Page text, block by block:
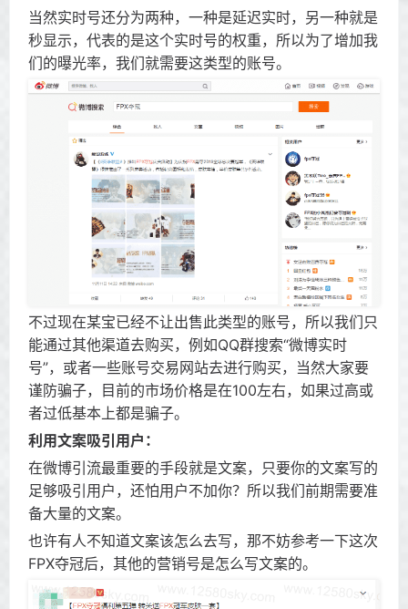
当然实时号还分为两种，一种是延迟实时，另一种就是
秒显示，代表的是这个实时号的权重，所以为了增加我
们的曝光率，我们就需要这类型的账号。
不过现在某宝已经不让出售此类型的账号，所以我们只
能通过其他渠道去购买，例如QQ群搜索“微博实时
号”，或者一些账号交易网站去进行购买，当然大家要
谨防骗子，目前的市场价格是在100左右，如果过高或
者过低基本上都是骗子。
利用文案吸引用户：
在微博引流最重要的手段就是文案，只要你的文案写的
足够吸引用户，还怕用户不加你？所以我们前期需要准
备大量的文案。
也许有人不知道文案该怎么去写，那不妨参考一下这次
FPX夺冠后，其他的营销号是怎么写文案的。